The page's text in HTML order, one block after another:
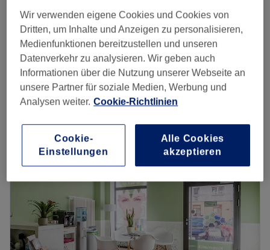
Treatment
1 Std. 15 Min. - 1 Std. 30 Min.
ab 105 €
Gesichtsbehandlung - DMK Enzyme
Therapie & BioRePeel
1 Std. 30 Min. - 2 Std.
ab
Schnellansicht Saloninfos
Montag 09:30–20:30
Dienstag
09:30–21:00
Mittwoch
09:30–21:00
Donnerstag
10:00–21:00
Freitag
09:30–20:00
Samstag
09:30
19:00
Sonntag
Geschlossen
Bei The Bathroom Cosmetic Boutique in Berlin-Mitte
Wir verwenden eigene Cookies und Cookies von
Dritten, um Inhalte und Anzeigen zu personalisieren,
Medienfunktionen bereitzustellen und unseren
Datenverkehr zu analysieren. Wir geben auch
Informationen über die Nutzung unserer Webseite an
unsere Partner für soziale Medien, Werbung und
Analysen weiter. Cookie-Richtlinien
Cookie-
Einstellungen
Alle Cookies
akzeptieren